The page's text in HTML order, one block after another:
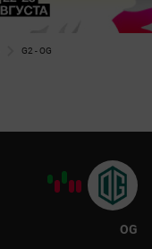
G2 - OG
OG